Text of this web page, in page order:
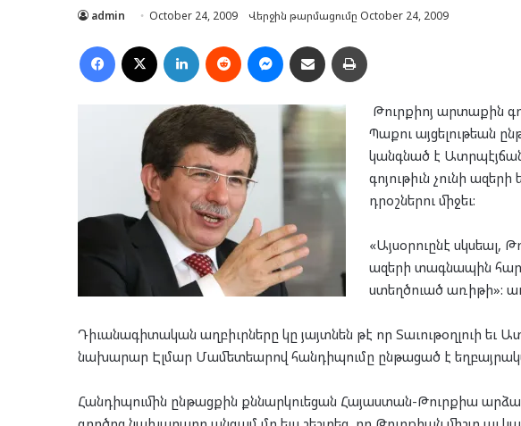
admin October 24, 2009 Վերջին թարմացումը October 24, 2009
Facebook LinkedIn Reddit MessengerՈւղարկել նամակ
Թուրքիոյ արտաքին
Պաքու այցելութեան
կանգնած է
գոյութիւն չունի
դրօշներու միջեւ:
«Այսօրուընէ սկսեալ,
ազերի տագնապին
ստեղծուած առիթի»:
Դիւանագիտական աղբիւրները կը յայտնեն թէ որ Տաւութօղլուի եւ
նախարար Էլմար Մամետեարով հանդիպումը ընթացած է
Հանդիպումին ընթացքին քննարկուեցան Հայաստան-Թուրքիա